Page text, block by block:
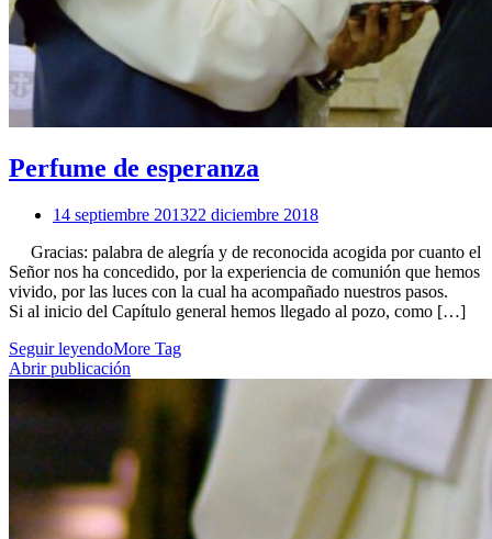
Perfume de esperanza
14 septiembre 201322 diciembre 2018
Gracias: palabra de alegría y de reconocida acogida por cuanto el
Señor nos ha concedido, por la experiencia de comunión que hemos
vivido, por las luces con la cual ha acompañado nuestros pasos.
Si al inicio del Capítulo general hemos llegado al pozo, como […]
Seguir leyendoMore Tag
Abrir publicación